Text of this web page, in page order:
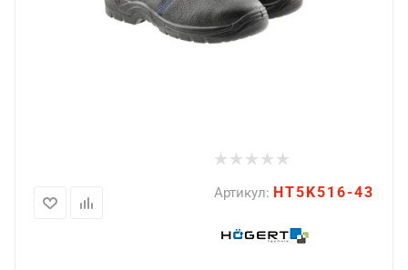
Артикул: HT5K516-43